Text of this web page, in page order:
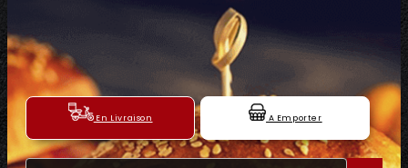
VOTRE COMPTE
NOTRE RESTAURANT
VOS AVIS
MENTIONS LÉGALES
En Livraison A Emporter